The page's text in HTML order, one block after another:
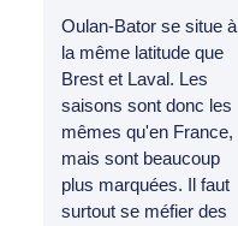
Oulan-Bator se situe à
la même latitude que
Brest et Laval. Les
saisons sont donc les
mêmes qu'en France,
mais sont beaucoup
plus marquées. Il faut
surtout se méfier des